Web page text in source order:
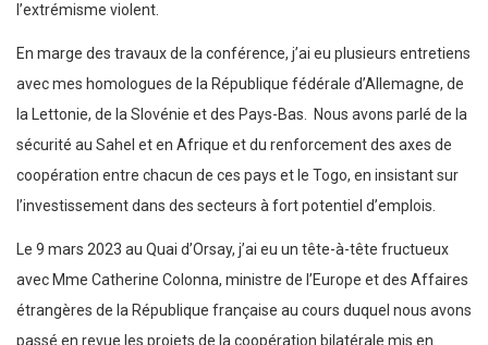
l’extrémisme violent.
En marge des travaux de la conférence, j’ai eu plusieurs entretiens
avec mes homologues de la République fédérale d’Allemagne, de
la Lettonie, de la Slovénie et des Pays-Bas. Nous avons parlé de la
sécurité au Sahel et en Afrique et du renforcement des axes de
coopération entre chacun de ces pays et le Togo, en insistant sur
l’investissement dans des secteurs à fort potentiel d’emplois.
Le 9 mars 2023 au Quai d’Orsay, j’ai eu un tête-à-tête fructueux
avec Mme Catherine Colonna, ministre de l’Europe et des Affaires
étrangères de la République française au cours duquel nous avons
passé en revue les projets de la coopération bilatérale mis en